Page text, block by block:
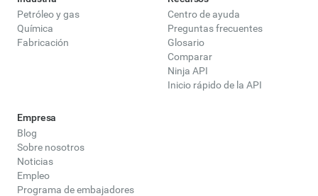
Petróleo y gas
Química
Fabricación
Centro de ayuda
Preguntas frecuentes
Glosario
Comparar
Ninja API
Inicio rápido de la API
Empresa
Blog
Sobre nosotros
Noticias
Empleo
Programa de embajadores